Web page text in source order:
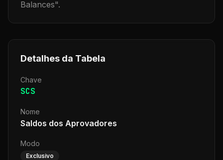
Balances".
Detalhes da Tabela
Chave
SCS
Nome
Saldos dos Aprovadores
Modo
Exclusivo